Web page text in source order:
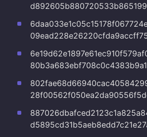
80b3a683ebf708c0c4383b9a1